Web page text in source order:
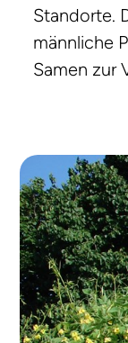
Standorte.
männliche
Samen zur